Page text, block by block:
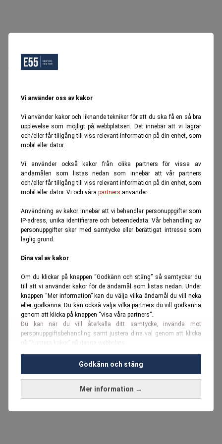
Vi använder oss av kakor
Vi använder kakor och liknande tekniker för att du ska få en så bra
upplevelse som möjligt på webbplatsen. Det innebär att vi lagrar
och/eller får tillgång till viss relevant information på din enhet, som
mobil eller dator.
Vi använder också kakor från olika partners för vissa av
ändamålen som listas nedan som innebär att vår partners
och/eller får tillgång till viss relevant information på din enhet, som
mobil eller dator. Vi och våra partners använder.
Användning av kakor innebär att vi behandlar personuppgifter som
IP-adress, unika identifierare och beteendedata. Vår behandling av
personuppgifter sker med samtycke eller berättigat intresse som
laglig grund.
Dina val av kakor
Om du klickar på knappen “Godkänn och stäng” så samtycker du
till att vi använder kakor för de ändamål som listas nedan. Under
knappen “Mer information” kan du välja vilka ändamål du vill neka
eller godkänna. Du kan också välja vilka partners du vill godkänna
genom att klicka på knappen “visa våra partners”.
Du kan när du vill återkalla ditt samtycke, invända mot
personuppgiftsbehandling samt justera dina val genom att klicka
på “hantera kakor” på denna webbplats.
Du kan fördjupa dig ytterligare i vårcookie-policy
Vi använder kakor och personuppgifter för dessa syften:
Nödvändiga cookies och liknande tekniker, anpassning av
Mer information →
Godkänn och stäng
Oops, Ett fel inträffade.